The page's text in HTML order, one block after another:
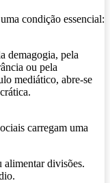
condição essencial:
demagogia, pela
ou pela
mediático, abre-se
carregam uma
alimentar divisões.